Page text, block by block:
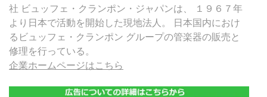
社 ビュッフェ・クランポン・ジャパンは、 １９６７年
より日本で活動を開始した現地法人。 日本国内におけ
るビュッフェ・クランポン グループの管楽器の販売と
修理を行っている。
企業ホームページはこちら